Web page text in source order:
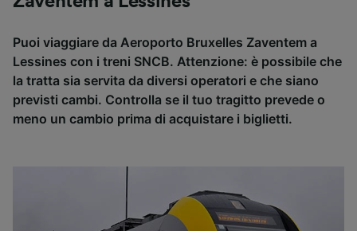
Puoi viaggiare da Aeroporto Bruxelles Zaventem a
Lessines con i treni SNCB. Attenzione: è possibile che
la tratta sia servita da diversi operatori e che siano
previsti cambi. Controlla se il tuo tragitto prevede o
meno un cambio prima di acquistare i biglietti.